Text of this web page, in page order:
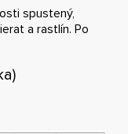
spustený,
a rastlín. Po